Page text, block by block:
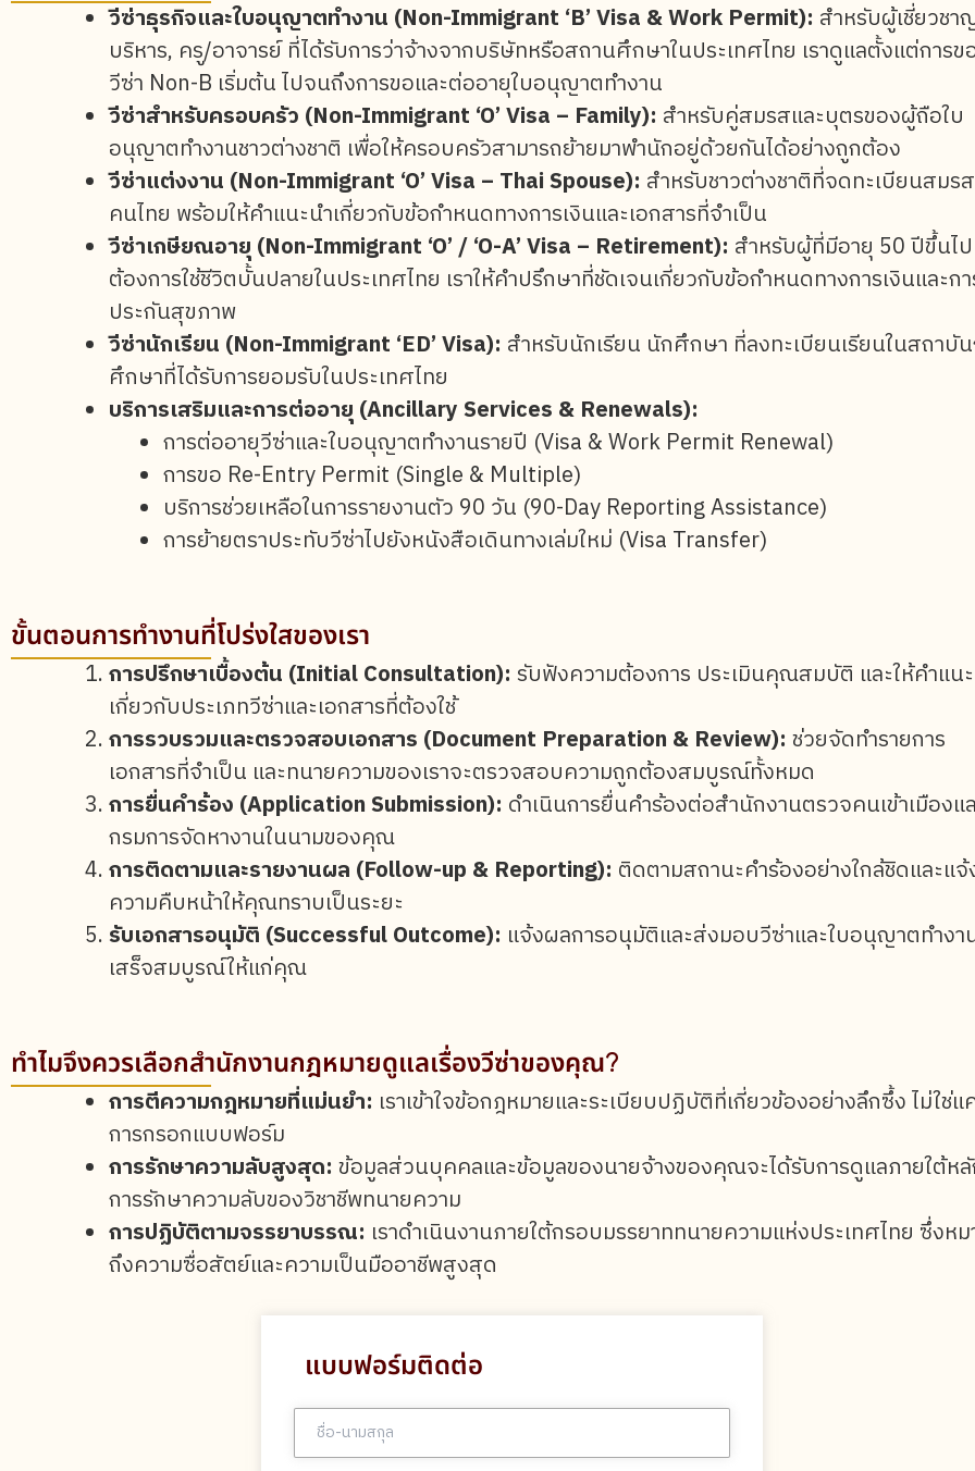
วีซ่าธุรกิจและใบอนุญาตทำงาน (Non-Immigrant ‘B’ Visa & Work Permit): สำหรับผู้เชี่ยวช
บริหาร, ครู/อาจารย์ ที่ได้รับการว่าจ้างจากบริษัทหรือสถานศึกษาในประเทศไทย เราดูแลตั้งแต่การข
วีซ่า Non-B เริ่มต้น ไปจนถึงการขอและต่ออายุใบอนุญาตทำงาน
วีซ่าสำหรับครอบครัว (Non-Immigrant ‘O’ Visa – Family): สำหรับคู่สมรสและบุตรของผู้ถือใบ
อนุญาตทำงานชาวต่างชาติ เพื่อให้ครอบครัวสามารถย้ายมาพำนักอยู่ด้วยกันได้อย่างถูกต้อง
วีซ่าแต่งงาน (Non-Immigrant ‘O’ Visa – Thai Spouse): สำหรับชาวต่างชาติที่จดทะเบียนสมร
คนไทย พร้อมให้คำแนะนำเกี่ยวกับข้อกำหนดทางการเงินและเอกสารที่จำเป็น
วีซ่าเกษียณอายุ (Non-Immigrant ‘O’ / ‘O-A’ Visa – Retirement): สำหรับผู้ที่มีอายุ 50 ปีขึ้นไ
ต้องการใช้ชีวิตบั้นปลายในประเทศไทย เราให้คำปรึกษาที่ชัดเจนเกี่ยวกับข้อกำหนดทางการเงินและก
ประกันสุขภาพ
วีซ่านักเรียน (Non-Immigrant ‘ED’ Visa): สำหรับนักเรียน นักศึกษา ที่ลงทะเบียนเรียนในสถาบั
ศึกษาที่ได้รับการยอมรับในประเทศไทย
บริการเสริมและการต่ออายุ (Ancillary Services & Renewals):
การต่ออายุวีซ่าและใบอนุญาตทำงานรายปี (Visa & Work Permit Renewal)
การขอ Re-Entry Permit (Single & Multiple)
บริการช่วยเหลือในการรายงานตัว 90 วัน (90-Day Reporting Assistance)
การย้ายตราประทับวีซ่าไปยังหนังสือเดินทางเล่มใหม่ (Visa Transfer)
ขั้นตอนการทำงานที่โปร่งใสของเรา
การปรึกษาเบื้องต้น (Initial Consultation): รับฟังความต้องการ ประเมินคุณสมบัติ และให้คำแน
เกี่ยวกับประเภทวีซ่าและเอกสารที่ต้องใช้
การรวบรวมและตรวจสอบเอกสาร (Document Preparation & Review): ช่วยจัดทำรายการ
เอกสารที่จำเป็น และทนายความของเราจะตรวจสอบความถูกต้องสมบูรณ์ทั้งหมด
การยื่นคำร้อง (Application Submission): ดำเนินการยื่นคำร้องต่อสำนักงานตรวจคนเข้าเมืองแ
กรมการจัดหางานในนามของคุณ
การติดตามและรายงานผล (Follow-up & Reporting): ติดตามสถานะคำร้องอย่างใกล้ชิดและแจ้
ความคืบหน้าให้คุณทราบเป็นระยะ
รับเอกสารอนุมัติ (Successful Outcome): แจ้งผลการอนุมัติและส่งมอบวีซ่าและใบอนุญาตทำงา
เสร็จสมบูรณ์ให้แก่คุณ
ทำไมจึงควรเลือกสำนักงานกฎหมายดูแลเรื่องวีซ่าของคุณ?
การตีความกฎหมายที่แม่นยำ: เราเข้าใจข้อกฎหมายและระเบียบปฏิบัติที่เกี่ยวข้องอย่างลึกซึ้ง ไม่ใช่แ
การกรอกแบบฟอร์ม
การรักษาความลับสูงสุด: ข้อมูลส่วนบุคคลและข้อมูลของนายจ้างของคุณจะได้รับการดูแลภายใต้ห
การรักษาความลับของวิชาชีพทนายความ
การปฏิบัติตามจรรยาบรรณ: เราดำเนินงานภายใต้กรอบมรรยาททนายความแห่งประเทศไทย ซึ่งห
ถึงความซื่อสัตย์และความเป็นมืออาชีพสูงสุด
แบบฟอร์มติดต่อ